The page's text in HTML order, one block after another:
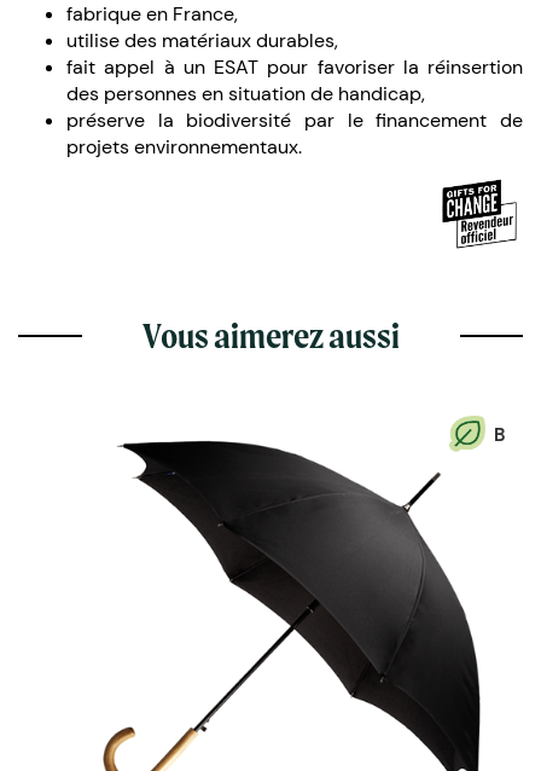
fabrique en France,
utilise des matériaux durables,
fait appel à un ESAT pour favoriser la réinsertion
des personnes en situation de handicap,
préserve la biodiversité par le financement de
projets environnementaux.
Vous aimerez aussi
B